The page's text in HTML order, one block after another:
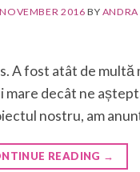
2016BY
A fost atât de
decât ne
nostru, am
READING →